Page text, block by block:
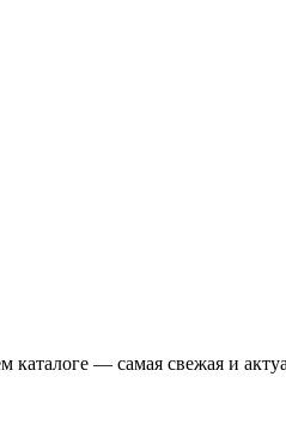
— самая свежая и